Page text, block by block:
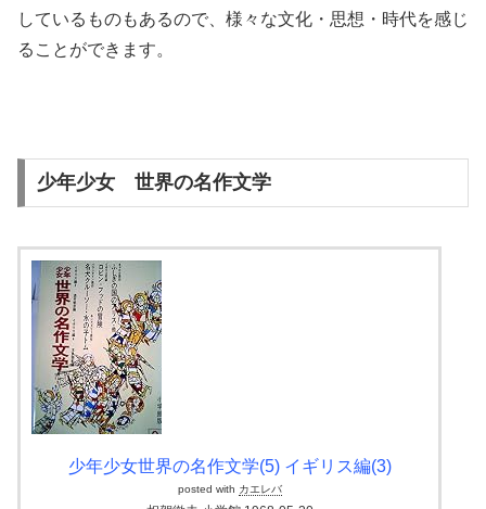
しているものもあるので、様々な文化・思想・時代を感じ
ることができます。
少年少女 世界の名作文学
少年少女世界の名作文学(5) イギリス編(3)
posted with カエレバ